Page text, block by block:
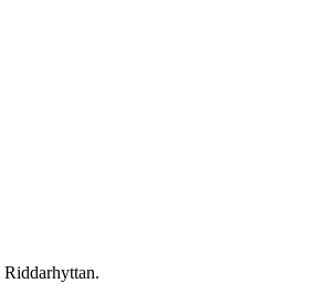
Riddarhyttan.